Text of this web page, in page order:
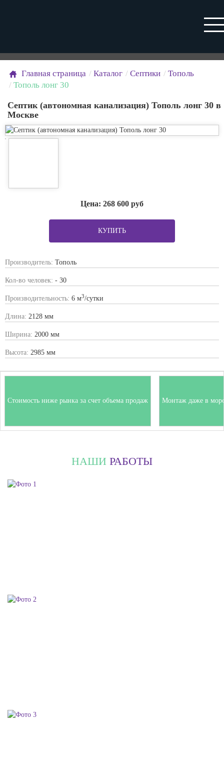
Главная страница Каталог Септики
Тополь
Тополь лонг 30
Септик (автономная канализация) Тополь лонг 30 в
Москве
Цена: 268 600 руб
КУПИТЬ
Производитель: Тополь
Кол-во человек: - 30
Производительность: 6 м3/сутки
Длина: 2128 мм
Ширина: 2000 мм
Высота: 2985 мм
Стоимость ниже рынка за счет объема продаж Монтаж даже в
НАШИ РАБОТЫ